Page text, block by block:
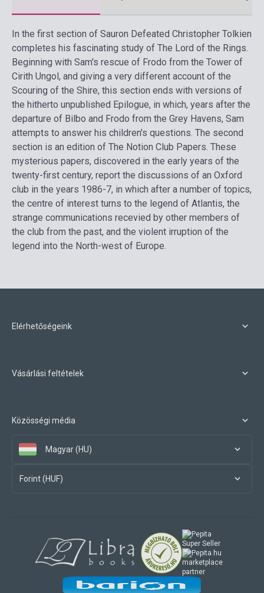
In the first section of Sauron Defeated Christopher Tolkien
completes his fascinating study of The Lord of the Rings.
Beginning with Sam's rescue of Frodo from the Tower of
Cirith Ungol, and giving a very different account of the
Scouring of the Shire, this section ends with versions of
the hitherto unpublished Epilogue, in which, years after the
departure of Bilbo and Frodo from the Grey Havens, Sam
attempts to answer his children's questions. The second
section is an edition of The Notion Club Papers. These
mysterious papers, discovered in the early years of the
twenty-first century, report the discussions of an Oxford
club in the years 1986-7, in which after a number of topics,
the centre of interest turns to the legend of Atlantis, the
strange communications recevied by other members of
the club from the past, and the violent irruption of the
legend into the North-west of Europe.
Elérhetőségeink
Vásárlási feltételek
Közösségi média
Magyar (HU)
Forint (HUF)
marketplace
partner